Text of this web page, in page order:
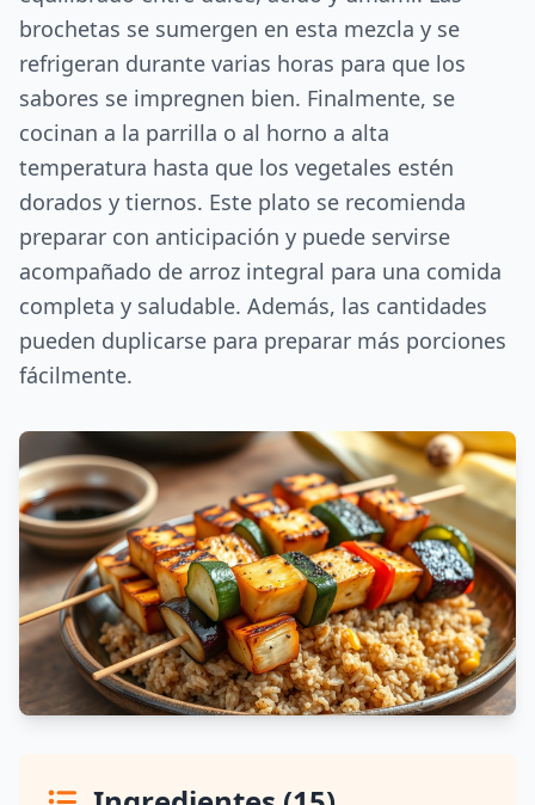
brochetas se sumergen en esta mezcla y se
refrigeran durante varias horas para que los
sabores se impregnen bien. Finalmente, se
cocinan a la parrilla o al horno a alta
temperatura hasta que los vegetales estén
dorados y tiernos. Este plato se recomienda
preparar con anticipación y puede servirse
acompañado de arroz integral para una comida
completa y saludable. Además, las cantidades
pueden duplicarse para preparar más porciones
fácilmente.